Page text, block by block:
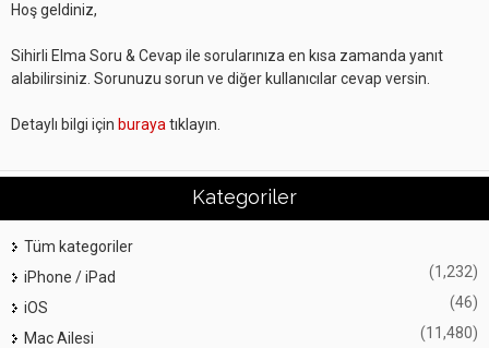
Hoş geldiniz,
Sihirli Elma Soru & Cevap ile sorularınıza en kısa zamanda yanıt
alabilirsiniz. Sorunuzu sorun ve diğer kullanıcılar cevap versin.
Detaylı bilgi için buraya tıklayın.
Kategoriler
Tüm kategoriler
iPhone / iPad
(1,232)
iOS (46)
Mac Ailesi (11,480)